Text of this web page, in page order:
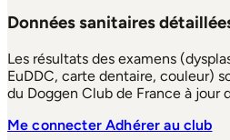
Données sanitaires
Les résultats des examens
EuDDC, carte dentaire, couleur)
du Doggen Club de France à jour
Me connecterAdhérer au club